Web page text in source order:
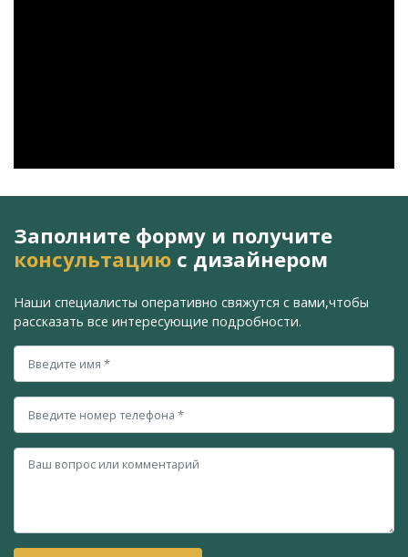
Заполните форму и получите
консультацию с дизайнером
Наши специалисты оперативно свяжутся с вами,чтобы
рассказать все интересующие подробности.